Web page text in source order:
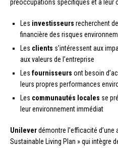
préoccupations spécifiques et à leur
Les investisseurs recherchent
financière des risques
Les clients s’intéressent aux
aux valeurs de l’entreprise
Les fournisseurs ont besoin
leurs propres performances
Les communautés locales se
leur environnement immédiat
Unileverdémontre l’efficacité
Sustainable Living Plan » qui intègre